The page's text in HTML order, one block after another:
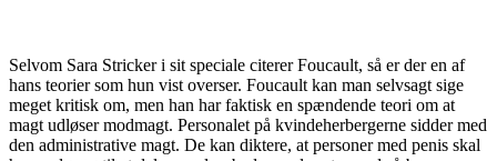
Selvom Sara Stricker i sit speciale citerer Foucault, så er der en af
hans teorier som hun vist overser. Foucault kan man selvsagt sige
meget kritisk om, men han har faktisk en spændende teori om at
magt udløser modmagt. Personalet på kvindeherbergerne sidder med
den administrative magt. De kan diktere, at personer med penis skal